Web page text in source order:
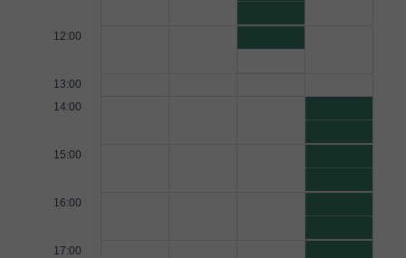
12:00
13:00
14:00
15:00
16:00
17:00